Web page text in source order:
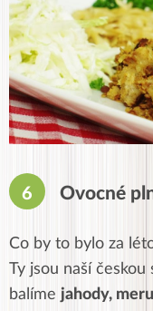
Ovocné
Co by to bylo za
Ty jsou naší
balíme jahody,